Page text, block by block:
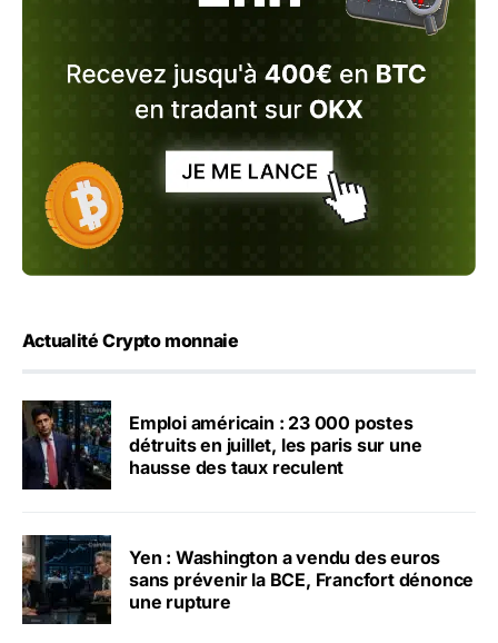
Actualité Crypto monnaie
Emploi américain : 23 000 postes
détruits en juillet, les paris sur une
hausse des taux reculent
Yen : Washington a vendu des euros
sans prévenir la BCE, Francfort dénonce
une rupture